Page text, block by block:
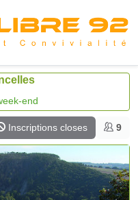
end
Inscriptions closes 9